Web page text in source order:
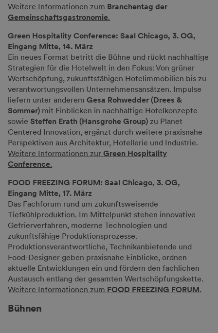
Weitere Informationen zum Branchentag der
Gemeinschaftsgastronomie.
Green Hospitality Conference: Saal Chicago, 3. OG,
Eingang Mitte, 14. März
Ein neues Format betritt die Bühne und rückt nachhaltige
Strategien für die Hotelwelt in den Fokus: Von grüner
Wertschöpfung, zukunftsfähigen Hotelimmobilien bis zu
verantwortungsvollen Unternehmensansätzen. Impulse
liefern unter anderem Gesa Rohwedder (Drees &
Sommer) mit Einblicken in nachhaltige Hotelkonzepte
sowie Steffen Erath (Hansgrohe Group) zu Planet
Centered Innovation, ergänzt durch weitere praxisnahe
Perspektiven aus Architektur, Hotellerie und Industrie.
Weitere Informationen zur Green Hospitality
Conference.
FOOD FREEZING FORUM: Saal Chicago, 3. OG,
Eingang Mitte, 17. März
Das Fachforum rund um zukunftsweisende
Tiefkühlproduktion. Im Mittelpunkt stehen innovative
Gefrierverfahren, moderne Technologien und
zukunftsfähige Produktionsprozesse.
Produktionsverantwortliche, Technikanbietende und
Food-Designer geben praxisnahe Einblicke, ordnen
aktuelle Entwicklungen ein und fördern den fachlichen
Austausch entlang der gesamten Wertschöpfungskette.
Weitere Informationen zum FOOD FREEZING FORUM.
Bühnen